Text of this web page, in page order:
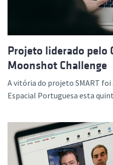
Projeto liderado pelo
Moonshot Challenge
A vitória do projeto SMART foi
Espacial Portuguesa esta